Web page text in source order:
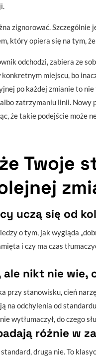
zignorować. Szczególnie
który opiera się na tym,
odchodzi, zabiera ze
miejscu, bo
po każdej zmianie to
zatrzymaniu linii.
że takie podejście może
Twoje
uczą się od
o tym, jak wygląda
i czy ma czas
ale nikt nie wie,
przy stanowisku, cień
na odchylenia od
wytłumaczył, do czego
różnie w
druga nie. To